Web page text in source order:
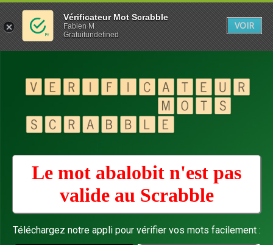
Le mot abalobit n'est pas
valide au Scrabble
Téléchargez notre appli pour vérifier vos mots facilement :
Vérificateur Mot Scrabble
Fabien M
Gratuitundefined
VOIR